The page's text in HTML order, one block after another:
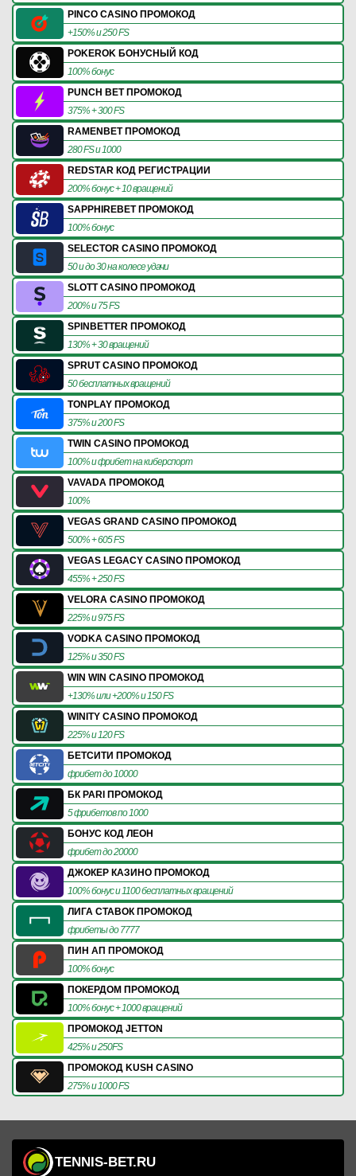
PINCO CASINO ПРОМОКОД
+150% и 250 FS
POKEROK БОНУСНЫЙ КОД
100% бонус
PUNCH BET ПРОМОКОД
375% + 300 FS
RAMENBET ПРОМОКОД
280 FS и 1000
REDSTAR КОД РЕГИСТРАЦИИ
200% бонус + 10 вращений
SAPPHIREBET ПРОМОКОД
100% бонус
SELECTOR CASINO ПРОМОКОД
50 и до 30 на колесе удачи
SLOTT CASINO ПРОМОКОД
200% и 75 FS
SPINBETTER ПРОМОКОД
130% + 30 вращений
SPRUT CASINO ПРОМОКОД
50 бесплатных вращений
TONPLAY ПРОМОКОД
375% и 200 FS
TWIN CASINO ПРОМОКОД
100% и фрибет на киберспорт
VAVADA ПРОМОКОД
100%
VEGAS GRAND CASINO ПРОМОКОД
500% + 605 FS
VEGAS LEGACY CASINO ПРОМОКОД
455% + 250 FS
VELORA CASINO ПРОМОКОД
225% и 975 FS
VODKA CASINO ПРОМОКОД
125% и 350 FS
WIN WIN CASINO ПРОМОКОД
+130% или +200% и 150 FS
WINITY CASINO ПРОМОКОД
225% и 120 FS
БЕТСИТИ ПРОМОКОД
фрибет до 10000
БК PARI ПРОМОКОД
5 фрибетов по 1000
БОНУС КОД ЛЕОН
фрибет до 20000
ДЖОКЕР КАЗИНО ПРОМОКОД
100% бонус и 1100 бесплатных вращений
ЛИГА СТАВОК ПРОМОКОД
фрибеты до 7777
ПИН АП ПРОМОКОД
100% бонус
ПОКЕРДОМ ПРОМОКОД
100% бонус + 1000 вращений
ПРОМОКОД JETTON
425% и 250FS
ПРОМОКОД KUSH CASINO
275% и 1000 FS
TENNIS-BET.RU